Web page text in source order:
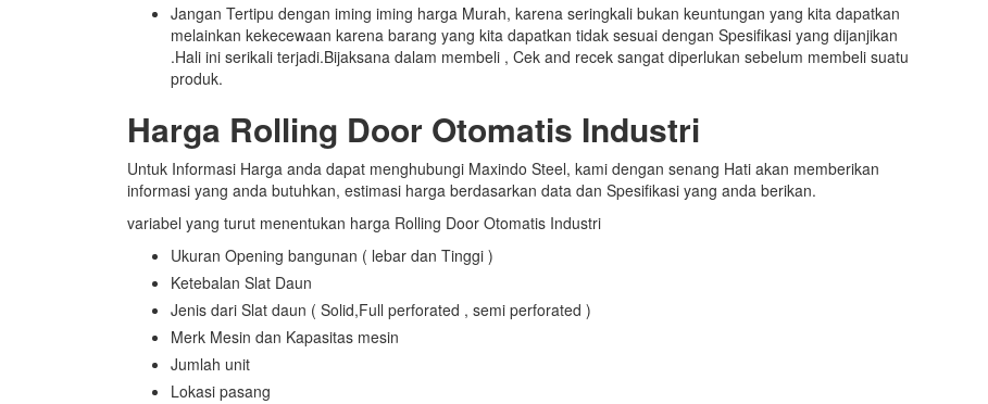
Jangan Tertipu dengan iming iming harga Murah, karena seringkali bukan keuntungan yang kita dapatkan
melainkan kekecewaan karena barang yang kita dapatkan tidak sesuai dengan Spesifikasi yang dijanjikan
.Hali ini serikali terjadi.Bijaksana dalam membeli , Cek and recek sangat diperlukan sebelum membeli suatu
produk.
Harga Rolling Door Otomatis Industri
Untuk Informasi Harga anda dapat menghubungi Maxindo Steel, kami dengan senang Hati akan memberikan
informasi yang anda butuhkan, estimasi harga berdasarkan data dan Spesifikasi yang anda berikan.
variabel yang turut menentukan harga Rolling Door Otomatis Industri
Ukuran Opening bangunan ( lebar dan Tinggi )
Ketebalan Slat Daun
Jenis dari Slat daun ( Solid,Full perforated , semi perforated )
Merk Mesin dan Kapasitas mesin
Jumlah unit
Lokasi pasang